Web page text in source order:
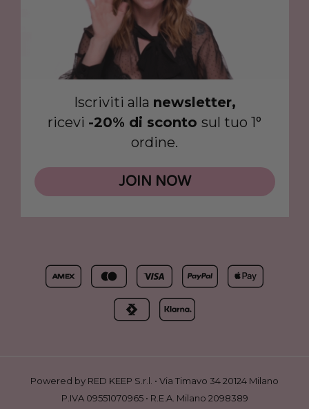
Iscriviti alla newsletter,
ricevi -20% di sconto sul tuo 1°
ordine.
JOIN NOW
Powered by RED KEEP S.r.l. • Via Timavo 34 20124 Milano
P.IVA 09551070965 • R.E.A. Milano 2098389